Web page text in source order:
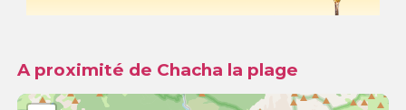
A proximité de Chacha la plage